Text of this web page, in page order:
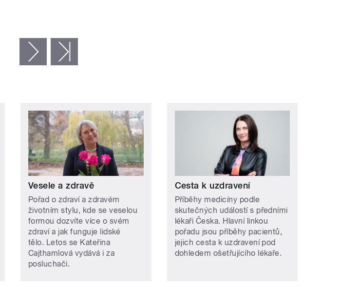
následující ›
Vesele a zdravě
Pořad o zdraví a zdravém
životním stylu, kde se veselou
formou dozvíte více o svém
zdraví a jak funguje lidské
tělo. Letos se Kateřina
Cajthamlová vydává i za
posluchači.
Cesta k uzdravení
Příběhy medicíny podle
skutečných událostí s předními
lékaři Česka. Hlavní linkou
pořadu jsou příběhy pacientů,
jejich cesta k uzdravení pod
dohledem ošetřujícího lékaře.